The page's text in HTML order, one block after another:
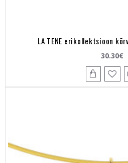
LA TENE erikollektsioon
30.30€